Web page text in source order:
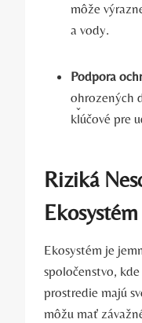
môže
a vody.
Podpora
ohrozených
kľúčové pre
Riziká
Ekosystém je
spoločenstvo,
prostredie majú
môžu mať